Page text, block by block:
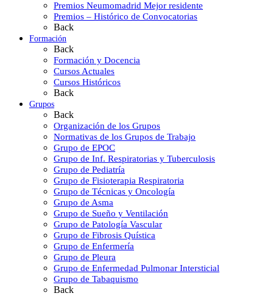
Premios Neumomadrid Mejor residente
Premios – Histórico de Convocatorias
Back
Formación
Back
Formación y Docencia
Cursos Actuales
Cursos Históricos
Back
Grupos
Back
Organización de los Grupos
Normativas de los Grupos de Trabajo
Grupo de EPOC
Grupo de Inf. Respiratorias y Tuberculosis
Grupo de Pediatría
Grupo de Fisioterapia Respiratoria
Grupo de Técnicas y Oncología
Grupo de Asma
Grupo de Sueño y Ventilación
Grupo de Patología Vascular
Grupo de Fibrosis Quística
Grupo de Enfermería
Grupo de Pleura
Grupo de Enfermedad Pulmonar Intersticial
Grupo de Tabaquismo
Back